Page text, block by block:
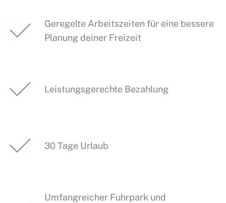
Geregelte Arbeitszeiten für eine bessere
Planung deiner Freizeit
Leistungsgerechte Bezahlung
30 Tage Urlaub
Umfangreicher Fuhrpark und